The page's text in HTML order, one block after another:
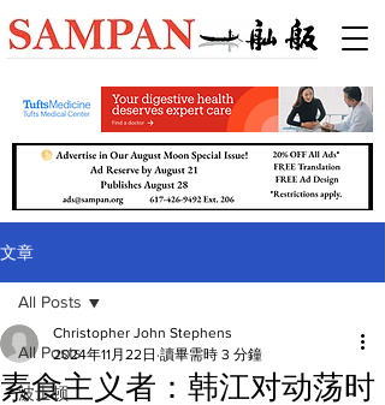
文章
All Posts
波士顿
All Posts
素食主义者：韩江对动荡时
Christopher John Stephens
2024年11月22日 讀畢需時 3 分鐘